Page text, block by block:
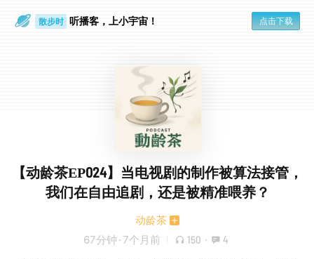
散步时 听播客，上小宇宙！ 点击下载
【动龄茶EP024】当电视剧的制作被算法接管，
我们在自由追剧，还是被精准喂养？
动龄茶
67分钟 · 7个月前 150 · 4